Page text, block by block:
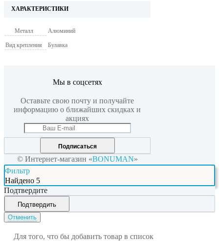
ХАРАКТЕРИСТИКИ
Металл Алюминий
Вид крепления Булавка
Мы в соцсетях
Оставьте свою почту и получайте
информацию о ближайших скидках и
акциях
Подписаться
© Интернет-магазин «BONUMAN»
Фильтр
Найдено 5
Подтвердите
Подтвердить
Отменить
Для того, что бы добавить товар в список